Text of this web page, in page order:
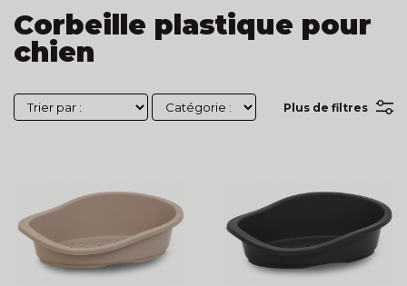
Corbeille plastique pour
chien
Plus de filtres